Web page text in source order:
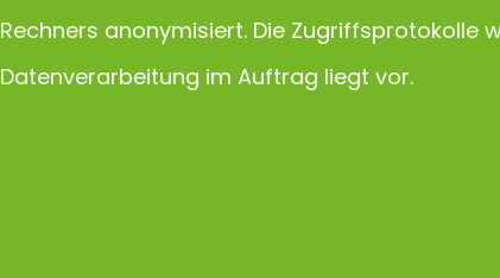
Rechners anonymisiert. Die Zugriffsprotokolle
Datenverarbeitung im Auftrag liegt vor.